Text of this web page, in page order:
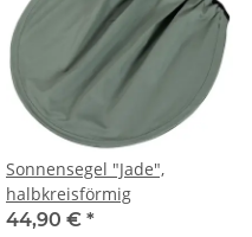
Sonnensegel "Jade",
halbkreisförmig
44,90 € *